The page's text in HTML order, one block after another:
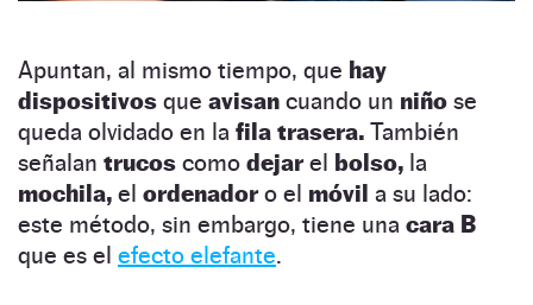
Apuntan, al mismo tiempo, que hay
dispositivos que avisan cuando un niño se
queda olvidado en la fila trasera. También
señalan trucos como dejarel bolso, la
mochila, el ordenadoro el móvil a su lado:
este método, sin embargo, tiene una cara B
que es el efecto elefante.